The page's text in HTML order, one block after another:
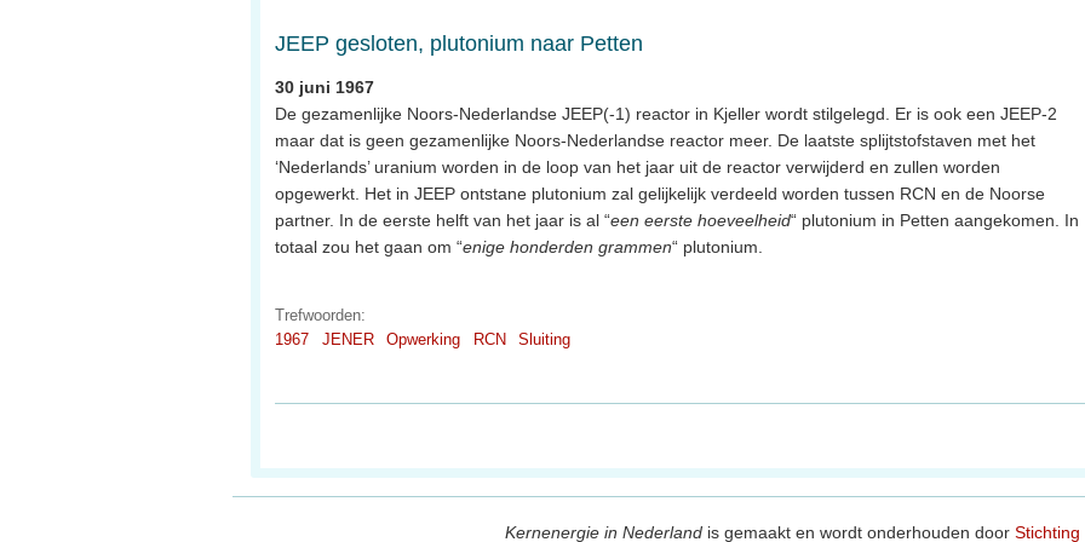
JEEP gesloten, plutonium naar Petten
30 juni 1967
De gezamenlijke Noors-Nederlandse JEEP(-1) reactor in Kjeller wordt stilgelegd. Er is ook een JEEP-2
maar dat is geen gezamenlijke Noors-Nederlandse reactor meer. De laatste splijtstofstaven met het
‘Nederlands’ uranium worden in de loop van het jaar uit de reactor verwijderd en zullen worden
opgewerkt. Het in JEEP ontstane plutonium zal gelijkelijk verdeeld worden tussen RCN en de Noorse
partner. In de eerste helft van het jaar is al “een eerste hoeveelheid“ plutonium in Petten aangekomen. In
totaal zou het gaan om “enige honderden grammen“ plutonium.
Trefwoorden:
1967
JENER Opwerking RCN Sluiting
Kernenergie in Nederland is gemaakt en wordt onderhouden door Stichting